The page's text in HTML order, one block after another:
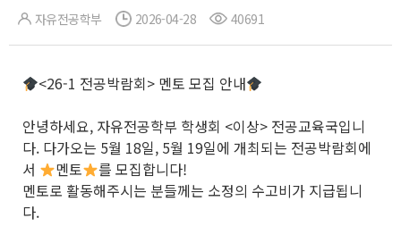
자유전공학부 2026-04-28 40691
<26-1 전공박람회> 멘토 모집 안내
안녕하세요, 자유전공학부 학생회 <이상> 전공교육국입니
다. 다가오는 5월 18일, 5월 19일에 개최되는 전공박람회에
서
멘토
를 모집합니다!
멘토로 활동해주시는 분들께는 소정의 수고비가 지급됩니
다.